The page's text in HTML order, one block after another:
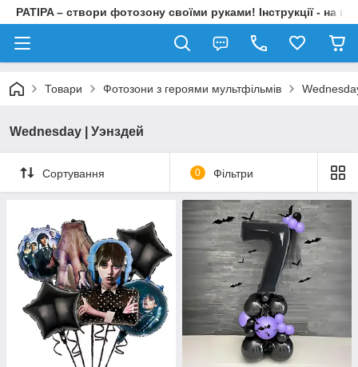
PATIPA – створи фотозону своїми руками! Інструкції - на
Товари Фотозони з героями мультфільмів
Wednesday | Уэнздей
Сортування 0 Фільтри